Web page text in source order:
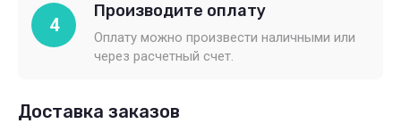
4
Производите оплату
Оплату можно произвести наличными или
через расчетный счет.
Доставка заказов